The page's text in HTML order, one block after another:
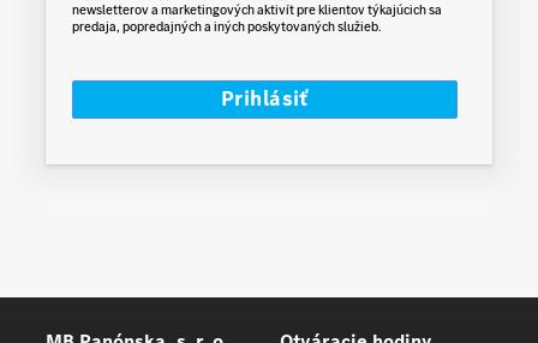
tnewsletterov a marketingových aktivít pre klientov týkajúcich sa
predaja, popredajných a iných poskytovaných služieb.